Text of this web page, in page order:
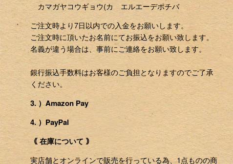
カマガヤコウギョウ(カ エルエーデポチバ
ご注文時より7日以内での入金をお願いします。
ご注文時に頂いたお名前にてお振込をお願い致します。
名義が違う場合は、事前にご連絡をお願い致します。
銀行振込手数料はお客様のご負担となりますのでご了承
ください。
3. ）Amazon Pay
4. ）PayPal
｟ 在庫について ｠
実店舗とオンラインで販売を行っている為、1点ものの商